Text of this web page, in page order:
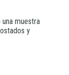
muestra
y